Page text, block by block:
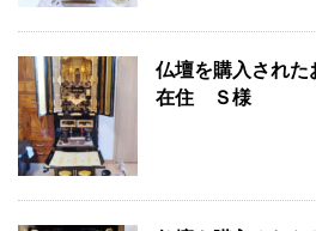
仏壇を購入された
在住 Ｓ様